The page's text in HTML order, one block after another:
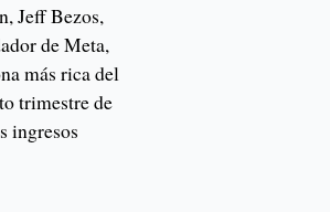
Jeff Bezos,
de Meta,
más rica del
trimestre de
ingresos